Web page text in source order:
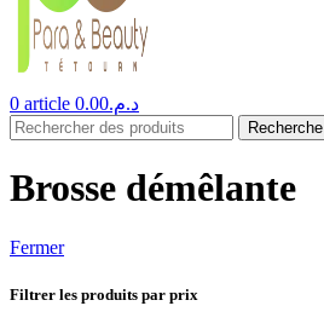
0 article د.م.0.00
Recherche
Brosse démêlante
Fermer
Filtrer les produits par prix